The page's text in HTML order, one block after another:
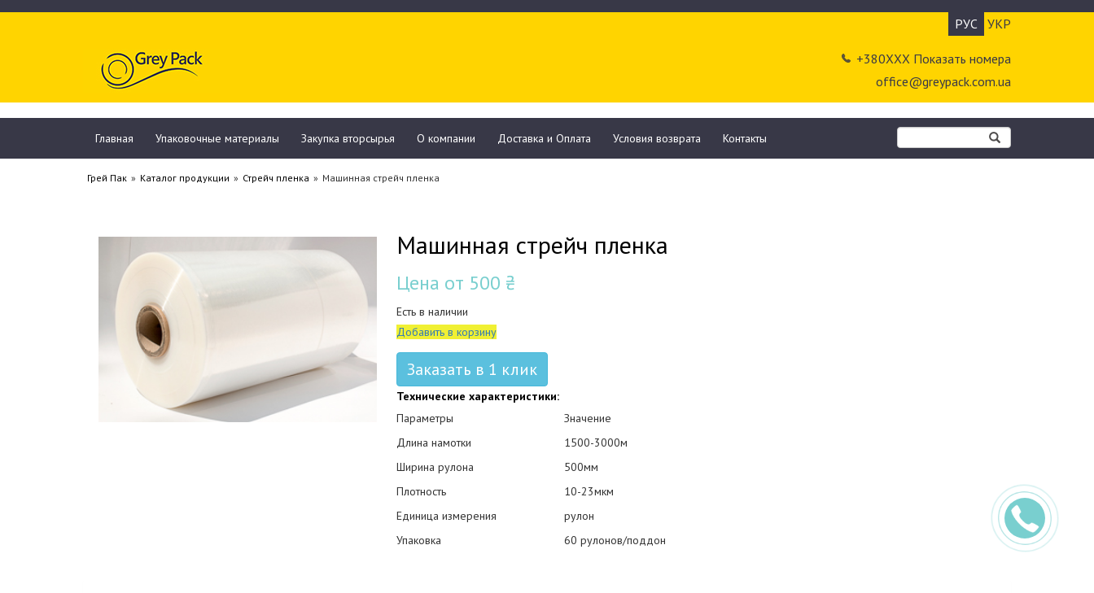
РУС УКР
+380ХХХ Показать номера
office@greypack.com.ua
Главная Упаковочные материалы Закупка вторсырья О компании Доставка и Оплата Условия возврата Контакты
Грей Пак » Каталог продукции » Стрейч пленка » Машинная стрейч пленка
Машинная стрейч пленка
Цена от 500 ₴
Есть в наличии
Добавить в корзину
Заказать в 1 клик
Технические характеристики:
Параметры
Значение
Длина намотки
1500-3000м
Ширина рулона
500мм
Плотность
10-23мкм
Единица измерения
рулон
Упаковка
60 рулонов/поддон